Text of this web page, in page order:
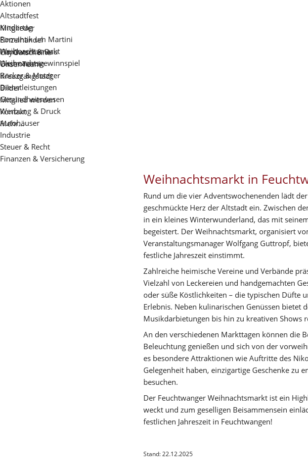
Aktionen
Altstadtfest
Kindertag
Romantik um Martini
Weihnachtsmarkt
Weihnachtsgewinnspiel
Mitglieder
Einzelhandel
Handwerk & Bau
Gastronomie
Bäcker & Metzger
Dienstleistungen
Gesundheitswesen
Werbung & Druck
Autohäuser
Industrie
Steuer & Recht
Finanzen & Versicherung
CityGutscheine
Unser Team
Kreuzgangstadt
Bilder
Mitglied werden
Kontakt
Mehr...
Weihnachtsmarkt in
Rund um die vier Adventswochenenden lädt
geschmückte Herz der Altstadt ein. Zwischen
in ein kleines Winterwunderland, das mit
begeistert. Der Weihnachtsmarkt, organisiert
Veranstaltungsmanager Wolfgang Guttropf,
festliche Jahreszeit einstimmt.
Zahlreiche heimische Vereine und Verbände
Vielzahl von Leckereien und handgemachten
oder süße Köstlichkeiten – die typischen Düfte
Erlebnis. Neben kulinarischen Genüssen bietet
Musikdarbietungen bis hin zu kreativen Shows
An den verschiedenen Markttagen können die
Beleuchtung genießen und sich von der
es besondere Attraktionen wie Auftritte des
Gelegenheit haben, einzigartige Geschenke zu
besuchen.
Der Feuchtwanger Weihnachtsmarkt ist ein
weckt und zum geselligen Beisammensein
festlichen Jahreszeit in Feuchtwangen!
Stand: 22.12.2025